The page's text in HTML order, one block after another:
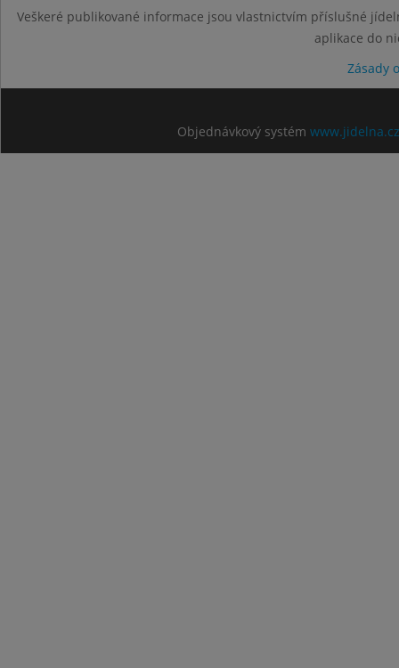
Veškeré publikované informace jsou vlastnictvím příslušné
aplikace do
Zásady
Objednávkový systém www.jidelna.cz